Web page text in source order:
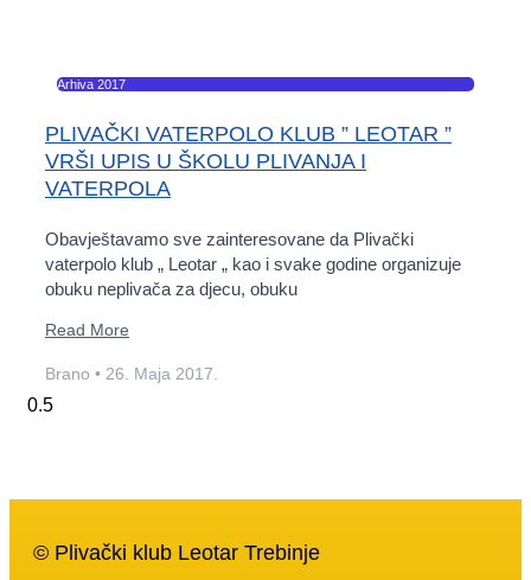
Arhiva 2017
PLIVAČKI VATERPOLO KLUB ” LEOTAR ”
VRŠI UPIS U ŠKOLU PLIVANJA I
VATERPOLA
Obavještavamo sve zainteresovane da Plivački
vaterpolo klub „ Leotar „ kao i svake godine organizuje
obuku neplivača za djecu, obuku
Read More
Brano 26. Maja 2017.
© Plivački klub Leotar Trebinje